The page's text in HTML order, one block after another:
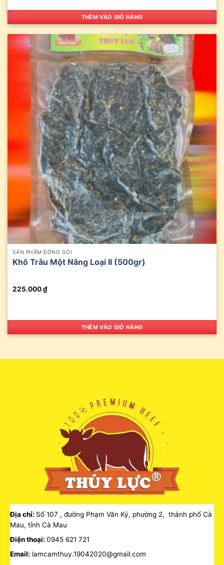
THÊM VÀO GIỎ HÀNG
SẢN PHẨM ĐÓNG GÓI
Khô Trâu Một Nắng Loại II (500gr)
225.000₫
THÊM VÀO GIỎ HÀNG
Địa chỉ: Số 107 , đường Phạm Văn Ký, phường 2, thành phố Cà
Mau, tỉnh Cà Mau
Điện thoại: 0945 621 721
Email: lamcamthuy.19042020@gmail.com